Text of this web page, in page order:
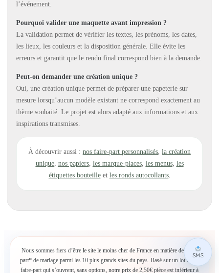
l’événement.
Pourquoi valider une maquette avant impression ?
La validation permet de vérifier les textes, les prénoms, les dates,
les lieux, les couleurs et la disposition générale. Elle évite les
erreurs et garantit que le rendu final correspond bien à la demande.
Peut-on demander une création unique ?
Oui, une création unique permet de préparer une papeterie sur
mesure lorsqu’aucun modèle existant ne correspond exactement au
thème souhaité. Le projet est alors adapté aux informations et aux
inspirations transmises.
À découvrir aussi : nos faire-part personnalisés, la création
unique, nos papiers, les marque-places, les menus, les
étiquettes bouteilleet les ronds autocollants.
Nous sommes fiers d’être le site le moins cher de France en matière de faire-
part*de mariage parmi les 10 plus grands sites du pays. Basé sur un lot de 10
faire-part qui s’ouvrent, sans options, notre prix de 2,50€ pièce est inférieur à
SMS